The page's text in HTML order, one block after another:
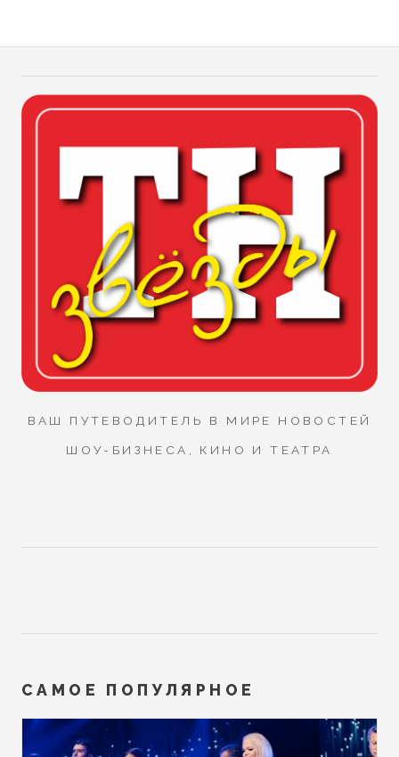
ВАШ ПУТЕВОДИТЕЛЬ В МИРЕ НОВОСТЕЙ
ШОУ-БИЗНЕСА, КИНО И ТЕАТРА
САМОЕ ПОПУЛЯРНОЕ